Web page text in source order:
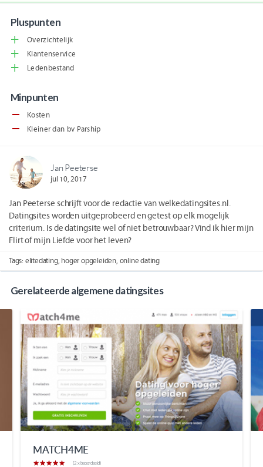
Pluspunten
Overzichtelijk
Klantenservice
Ledenbestand
Minpunten
Kosten
Kleiner dan bv Parship
Jan Peeterse
jul 10, 2017
Jan Peeterse schrijft voor de redactie van welkedatingsites.nl.
Datingsites worden uitgeprobeerd en getest op elk mogelijk
criterium. Is de datingsite wel of niet betrouwbaar? Vind ik hier mijn
Flirt of mijn Liefde voor het leven?
of
Item:
Value:
https://www.welkedatingsites.nl/wp-
elite.png
Author:
Peeterse
Date:
07-
Tags: elitedating, hoger opgeleiden, online dating
Gerelateerde algemene datingsites
MATCH4ME
(2 x beoordeeld)